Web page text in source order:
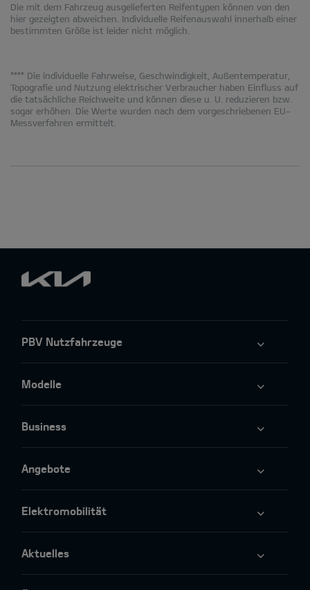
Die mit dem Fahrzeug ausgelieferten Reifentypen können von den
hier gezeigten abweichen. Individuelle Reifenauswahl innerhalb einer
bestimmten Größe ist leider nicht möglich.
**** Die individuelle Fahrweise, Geschwindigkeit, Außentemperatur,
Topografie und Nutzung elektrischer Verbraucher haben Einfluss auf
die tatsächliche Reichweite und können diese u. U. reduzieren bzw.
sogar erhöhen. Die Werte wurden nach dem vorgeschriebenen EU-
Messverfahren ermittelt.
PBV Nutzfahrzeuge
Modelle
Business
Angebote
Elektromobilität
Aktuelles